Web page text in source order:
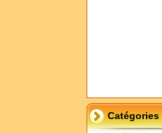
Catégories